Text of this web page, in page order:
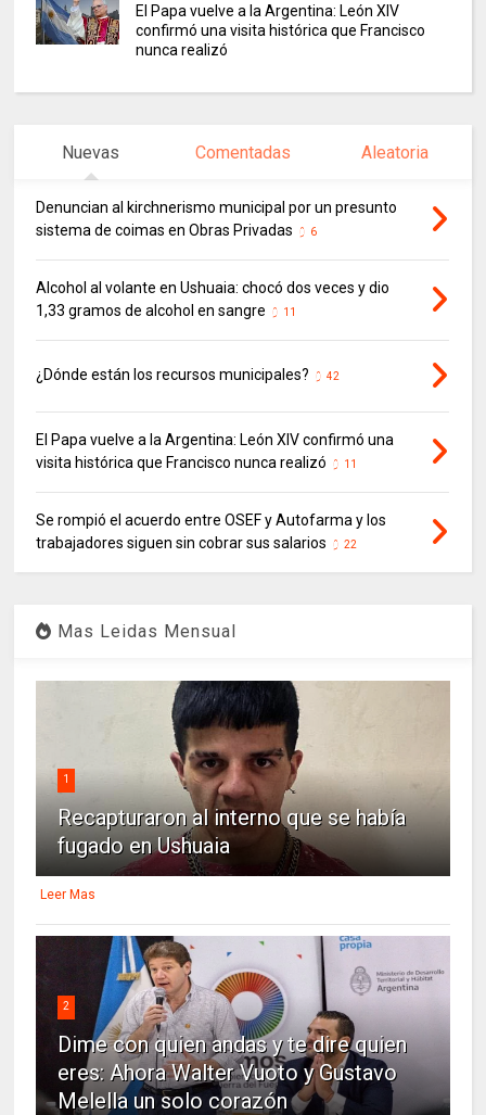
El Papa vuelve a la Argentina: León XIV
confirmó una visita histórica que Francisco
nunca realizó
Nuevas Comentadas Aleatoria
Denuncian al kirchnerismo municipal por un presunto
sistema de coimas en Obras Privadas
6
Alcohol al volante en Ushuaia: chocó dos veces y dio
1,33 gramos de alcohol en sangre
11
¿Dónde están los recursos municipales? 42
El Papa vuelve a la Argentina: León XIV confirmó una
visita histórica que Francisco nunca realizó
11
Se rompió el acuerdo entre OSEF y Autofarma y los
trabajadores siguen sin cobrar sus salarios
22
Mas Leidas Mensual
1
Recapturaron al interno que se había
fugado en Ushuaia
Leer Mas
2
Dime con quien andas y te dire quien
eres: Ahora Walter Vuoto y Gustavo
Melella un solo corazón